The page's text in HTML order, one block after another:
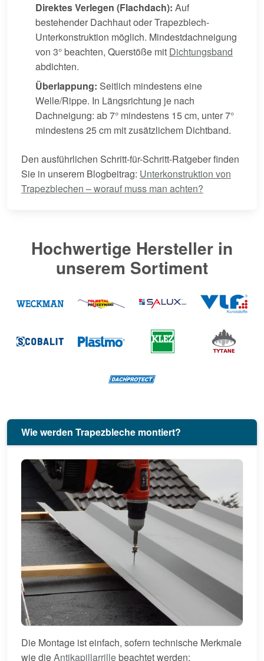
Direktes Verlegen (Flachdach): Auf
bestehender Dachhaut oder Trapezblech-
Unterkonstruktion möglich. Mindestdachneigung
von 3° beachten, Querstöße mit Dichtungsband
abdichten.
Überlappung: Seitlich mindestens eine
Welle/Rippe. In Längsrichtung je nach
Dachneigung: ab 7° mindestens 15 cm, unter 7°
mindestens 25 cm mit zusätzlichem Dichtband.
Den ausführlichen Schritt-für-Schritt-Ratgeber finden
Sie in unserem Blogbeitrag: Unterkonstruktion von
Trapezblechen – worauf muss man achten?
Hochwertige Hersteller in
unserem Sortiment
Wie werden Trapezbleche montiert?
Die Montage ist einfach, sofern technische Merkmale
wie dieAntikapillarrillebeachtet werden: